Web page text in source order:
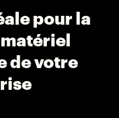
pour la
de votre